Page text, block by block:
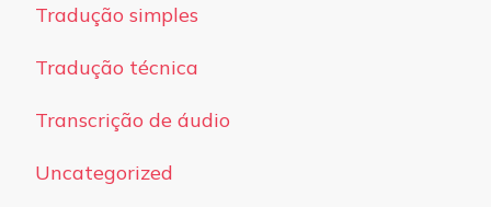
Tradução simples
Tradução técnica
Transcrição de áudio
Uncategorized